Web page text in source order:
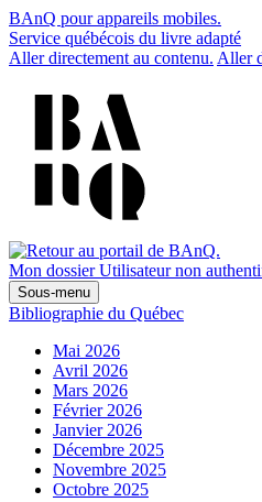
BAnQ pour appareils mobiles.
Service québécois du livre adapté
Aller directement au contenu. Aller
Mon dossier Utilisateur non
Sous-menu
Bibliographie du Québec
Mai 2026
Avril 2026
Mars 2026
Février 2026
Janvier 2026
Décembre 2025
Novembre 2025
Octobre 2025